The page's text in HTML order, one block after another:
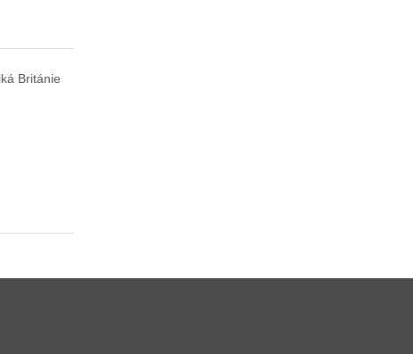
Británie